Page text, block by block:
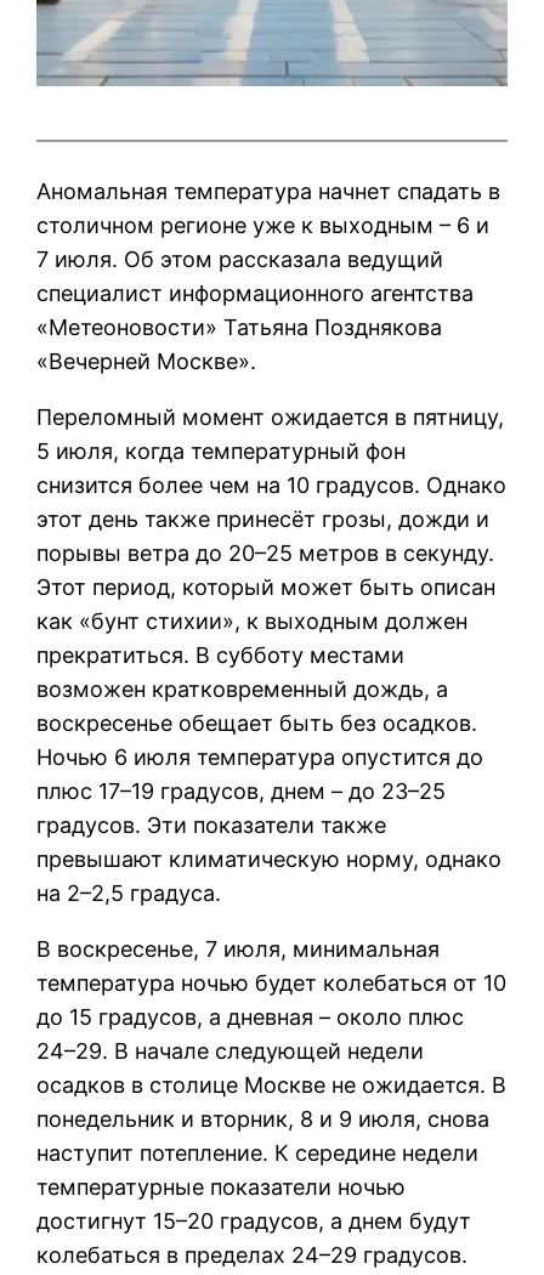
Аномальная температура начнет спадать в
столичном регионе уже к выходным – 6 и
7 июля. Об этом рассказала ведущий
специалист информационного агентства
«Метеоновости» Татьяна Позднякова
«Вечерней Москве».
Переломный момент ожидается в пятницу,
5 июля, когда температурный фон
снизится более чем на 10 градусов. Однако
этот день также принесёт грозы, дожди и
порывы ветра до 20–25 метров в секунду.
Этот период, который может быть описан
как «бунт стихии», к выходным должен
прекратиться. В субботу местами
возможен кратковременный дождь, а
воскресенье обещает быть без осадков.
Ночью 6 июля температура опустится до
плюс 17–19 градусов, днем – до 23–25
градусов. Эти показатели также
превышают климатическую норму, однако
на 2–2,5 градуса.
В воскресенье, 7 июля, минимальная
температура ночью будет колебаться от 10
до 15 градусов, а дневная – около плюс
24–29. В начале следующей недели
осадков в столице Москве не ожидается. В
понедельник и вторник, 8 и 9 июля, снова
наступит потепление. К середине недели
температурные показатели ночью
достигнут 15–20 градусов, а днем будут
колебаться в пределах 24–29 градусов.